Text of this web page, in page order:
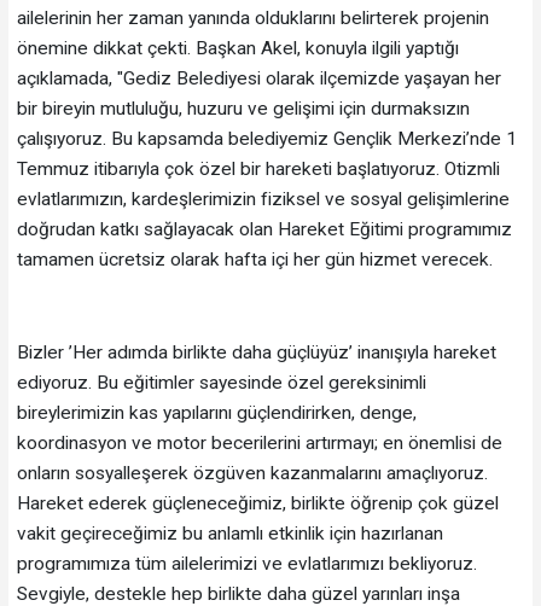
ailelerinin her zaman yanında olduklarını belirterek projenin
önemine dikkat çekti. Başkan Akel, konuyla ilgili yaptığı
açıklamada, "Gediz Belediyesi olarak ilçemizde yaşayan her
bir bireyin mutluluğu, huzuru ve gelişimi için durmaksızın
çalışıyoruz. Bu kapsamda belediyemiz Gençlik Merkezi’nde 1
Temmuz itibarıyla çok özel bir hareketi başlatıyoruz. Otizmli
evlatlarımızın, kardeşlerimizin fiziksel ve sosyal gelişimlerine
doğrudan katkı sağlayacak olan Hareket Eğitimi programımız
tamamen ücretsiz olarak hafta içi her gün hizmet verecek.
Bizler ’Her adımda birlikte daha güçlüyüz’ inanışıyla hareket
ediyoruz. Bu eğitimler sayesinde özel gereksinimli
bireylerimizin kas yapılarını güçlendirirken, denge,
koordinasyon ve motor becerilerini artırmayı; en önemlisi de
onların sosyalleşerek özgüven kazanmalarını amaçlıyoruz.
Hareket ederek güçleneceğimiz, birlikte öğrenip çok güzel
vakit geçireceğimiz bu anlamlı etkinlik için hazırlanan
programımıza tüm ailelerimizi ve evlatlarımızı bekliyoruz.
Sevgiyle, destekle hep birlikte daha güzel yarınları inşa